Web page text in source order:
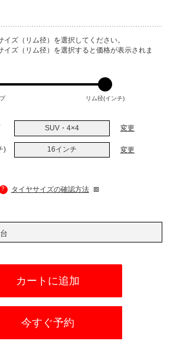
ズ（リム径）を選択してください。
イズ（リム径）を選択すると価格が表示されま
リム径(インチ)
SUV・4×4 変更
) 16インチ 変更
? タイヤサイズの確認方法
カートに追加
今すぐ予約